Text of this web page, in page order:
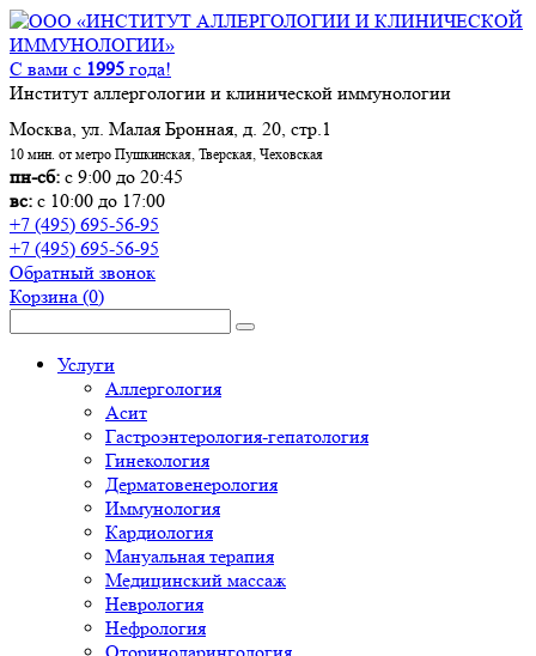
С вами с 1995 года!
Институт аллергологии и клинической иммунологии
Москва, ул. Малая Бронная, д. 20, стр.1
10 мин. от метро Пушкинская, Тверская, Чеховская
пн-сб: с 9:00 до 20:45
вс: с 10:00 до 17:00
+7 (495) 695-56-95
+7 (495) 695-56-95
Обратный звонок
Корзина (0)
Услуги
Аллергология
Асит
Гастроэнтерология-гепатология
Гинекология
Дерматовенерология
Иммунология
Кардиология
Мануальная терапия
Медицинский массаж
Неврология
Нефрология